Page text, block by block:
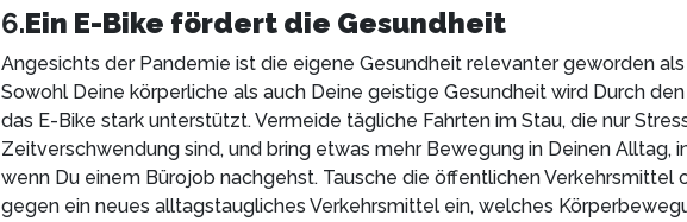
6.Ein E-Bike fördert die Gesundheit
Angesichts der Pandemie ist die eigene Gesundheit relevanter geworden als
Sowohl Deine körperliche als auch Deine geistige Gesundheit wird Durch
das E-Bike stark unterstützt. Vermeide tägliche Fahrten im Stau, die nur
Zeitverschwendung sind, und bring etwas mehr Bewegung in Deinen Alltag,
wenn Du einem Bürojob nachgehst. Tausche die öffentlichen Verkehrsmittel
gegen ein neues alltagstaugliches Verkehrsmittel ein, welches